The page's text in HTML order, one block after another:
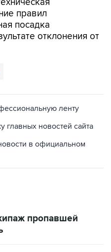
правил
посадка
отклонения от
ленту
главных новостей сайта
в официальном
пропавшей